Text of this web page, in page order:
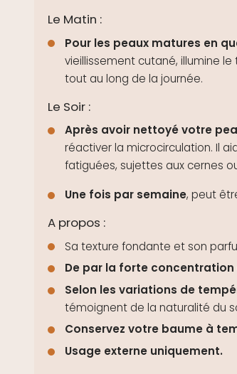
Le Matin :
Pour les peaux matures en
vieillissement cutané, illumine
tout au long de la journée.
Le Soir :
Après avoir nettoyé votre
réactiver la microcirculation. Il
fatiguées, sujettes aux cernes
Une fois par semaine, peut
A propos :
Sa texture fondante et son
De par la forte concentration
Selon les variations de
témoignent de la naturalité du
Conservez votre baume à
Usage externe uniquement.